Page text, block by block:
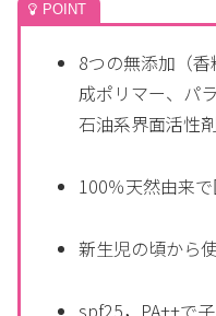
8つの無添加（
成ポリマー、パ
石油系界面活性剤
100％天然由来
新生児の頃から
spf25，PA++で